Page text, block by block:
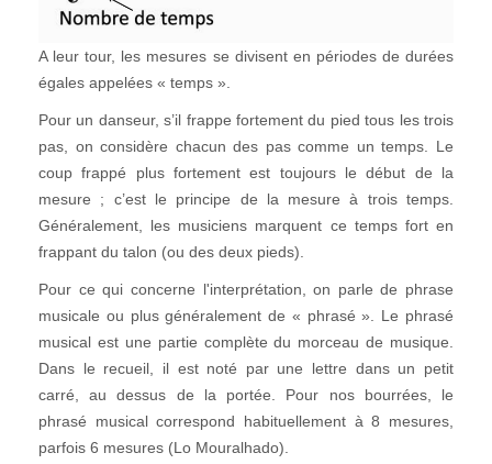
A leur tour, les mesures se divisent en périodes de durées
égales appelées « temps ».
Pour un danseur, s’il frappe fortement du pied tous les trois
pas, on considère chacun des pas comme un temps. Le
coup frappé plus fortement est toujours le début de la
mesure ; c’est le principe de la mesure à trois temps.
Généralement, les musiciens marquent ce temps fort en
frappant du talon (ou des deux pieds).
Pour ce qui concerne l'interprétation, on parle de phrase
musicale ou plus généralement de « phrasé ». Le phrasé
musical est une partie complète du morceau de musique.
Dans le recueil, il est noté par une lettre dans un petit
carré, au dessus de la portée. Pour nos bourrées, le
phrasé musical correspond habituellement à 8 mesures,
parfois 6 mesures (Lo Mouralhado).